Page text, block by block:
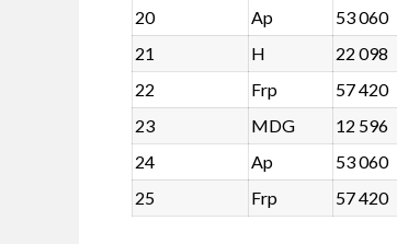
20
Ap 53 060
21
H 22 098
22
Frp 57 420
23
MDG 12 596
24
Ap 53 060
25
Frp 57 420